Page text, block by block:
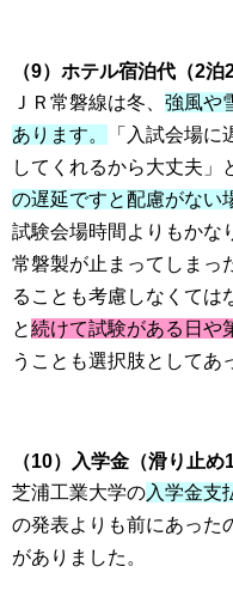
（9）ホテル宿泊代（2泊
ＪＲ常磐線は冬、 強風や
あります。
「入試会場
してくれるから大丈夫」
の遅延ですと配慮がない
試験会場時間よりもかな
常磐製が止まってしまっ
ることも考慮しなくては
と続けて試験がある日や
うことも選択肢としてあ
（10）入学金（滑り止め
芝浦工業大学の入学金支
の発表よりも前にあった
がありました。